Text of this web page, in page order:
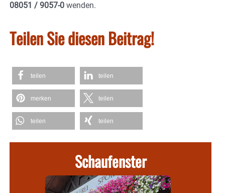
08051 / 9057-0 wenden.
Teilen Sie diesen Beitrag!
teilen teilen
merken teilen
teilen teilen
Schaufenster